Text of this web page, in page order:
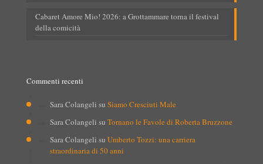
Cabaret Amore Mio! 2026: a Grottammare torna il festival
della comicità
Commenti recenti
Sara Colangeli su Siamo Cresciuti Male
Sara Colangeli su Tornano le Favole di Roberta Bruzzone
Sara Colangeli su Umberto Tozzi: una carriera
straordinaria di 50 anni